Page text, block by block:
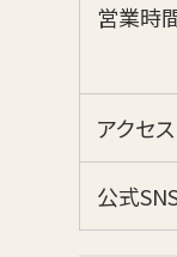
営業時
アクセス
公式